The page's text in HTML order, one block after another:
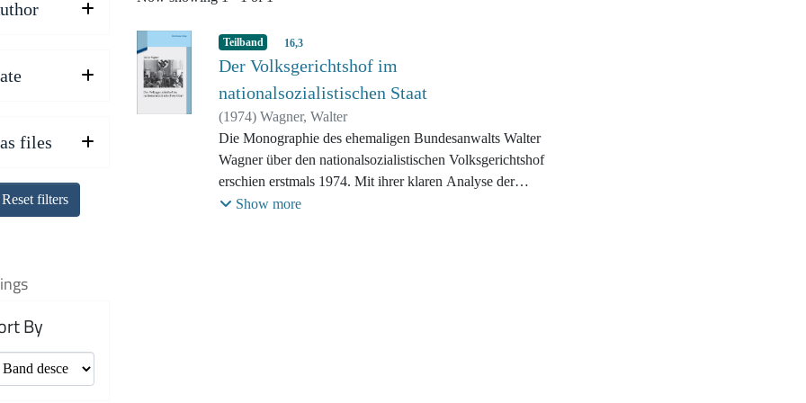
files
Reset filters
By
Teilband 16,3
Der Volksgerichtshof im
nationalsozialistischen Staat
(1974) Wagner, Walter
Die Monographie des ehemaligen Bundesanwalts Walter
Wagner über den nationalsozialistischen Volksgerichtshof
erschien erstmals 1974. Mit ihrer klaren Analyse der
Stellung des 1934 geschaffenen Gerichts für politische
Show more